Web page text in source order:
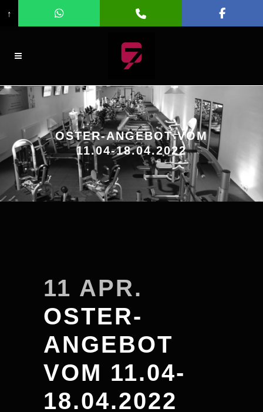
OSTER-ANGEBOT VOM
11.04-18.04.2022
11 APR.
OSTER-
ANGEBOT
VOM 11.04-
18.04.2022
↑